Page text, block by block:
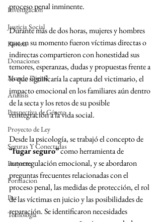
Investigación
Justicia Social
Revista
Donaciones
Mundo Digital
Análisis
Perspectiva de Género
Proyecto de Ley
Seguras Y Conectadas
Proyecto
Formacion
Paz
Tecnología
proceso penal inminente.
Durante más de dos horas, mujeres y hombres
que en su momento fueron víctimas directas o
indirectas compartieron con honestidad sus
temores, esperanzas, dudas y propuestas frente a
lo que significaría la captura del victimario, el
impacto emocional en los familiares aún dentro
de la secta y los retos de su posible
reintegración a la vida social.
Desde la psicología, se trabajó el concepto de
“lugar seguro” como herramienta de
autorregulación emocional, y se abordaron
preguntas frecuentes relacionadas con el
proceso penal, las medidas de protección, el rol
de las víctimas en juicio y las posibilidades de
reparación. Se identificaron necesidades